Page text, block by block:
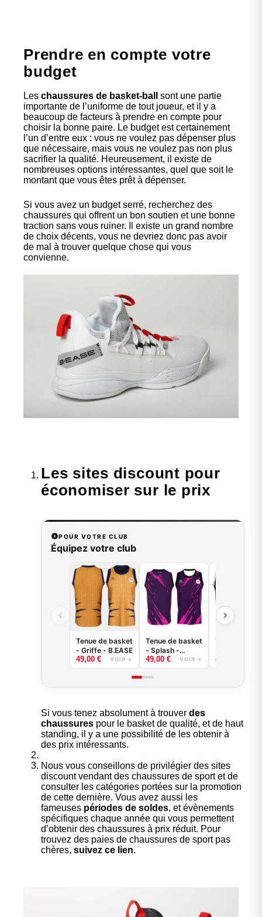
Prendre en compte votre
budget
Les chaussures de basket-ball sont une partie
importante de l’uniforme de tout joueur, et il y a
beaucoup de facteurs à prendre en compte pour
choisir la bonne paire. Le budget est certainement
l’un d’entre eux : vous ne voulez pas dépenser plus
que nécessaire, mais vous ne voulez pas non plus
sacrifier la qualité. Heureusement, il existe de
nombreuses options intéressantes, quel que soit le
montant que vous êtes prêt à dépenser.
Si vous avez un budget serré, recherchez des
chaussures qui offrent un bon soutien et une bonne
traction sans vous ruiner. Il existe un grand nombre
de choix décents, vous ne devriez donc pas avoir
de mal à trouver quelque chose qui vous
convienne.
Les sites discount pour
économiser sur le prix
POUR VOTRE CLUB
Équipez votre club
Tenue de basket
- Griffe - B.EASE
49,00 € VOIR →
Tenue de basket
- Splash -
B.EASE
49,00 € VOIR →
Tenue de
- Tiger -
49,00
Si vous tenez absolument à trouver des
chaussures pour le basket de qualité, et de haut
standing, il y a une possibilité de les obtenir à
des prix intéressants.
Nous vous conseillons de privilégier des sites
discount vendant des chaussures de sport et de
consulter les catégories portées sur la promotion
de cette dernière. Vous avez aussi les
fameuses périodes de soldes, et évènements
spécifiques chaque année qui vous permettent
d’obtenir des chaussures à prix réduit. Pour
trouvez des paies de chaussures de sport pas
chères, suivez ce lien.